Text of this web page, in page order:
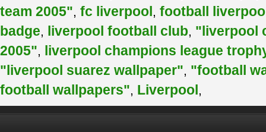
team 2005", fc liverpool, football
badge, liverpool football club, "liverpool
2005", liverpool champions league
"liverpool suarez wallpaper", "football
football wallpapers", Liverpool,